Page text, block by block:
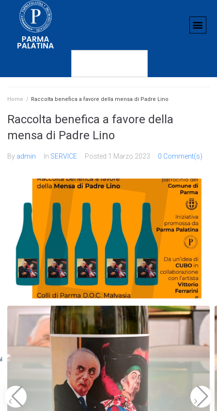
Home / Raccolta benefica a favore della mensa di Padre Lino
Raccolta benefica a favore della
mensa di Padre Lino
By admin In SERVICE Posted 1 Marzo 2023 0 Comment(s)